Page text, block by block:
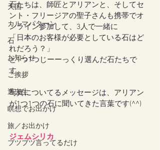
天国
カルマパターン
石
お知らせ
ご挨拶
過去生
瞑想でお出かけ
旅／お出かけ
ブツブツ言ってるだけ
石たちは、師匠とアリアンと、そしてセ
ント・フリージアの聖子さんも携帯でオ
ンライン参加して、3人で一緒に
「日本のお客様が必要としている石はど
れだろう？」
と1つ1つじーーっくり選んだ石たちで
す。
写真についてるメッセージは、アリアン
が1つ1つの石に聞いてきた言葉です(^^)
ジェムシリカ